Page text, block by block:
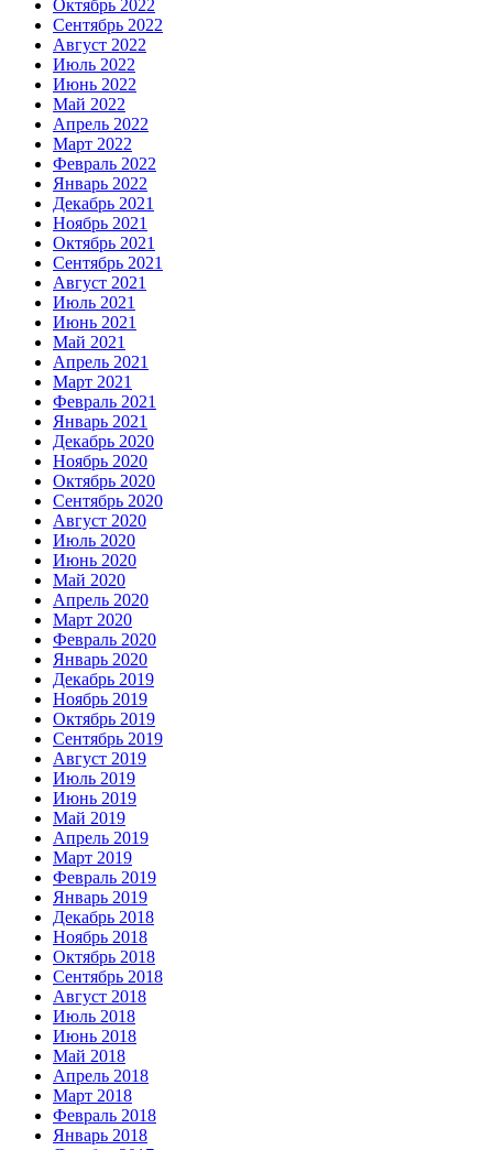
Октябрь 2022
Сентябрь 2022
Август 2022
Июль 2022
Июнь 2022
Май 2022
Апрель 2022
Март 2022
Февраль 2022
Январь 2022
Декабрь 2021
Ноябрь 2021
Октябрь 2021
Сентябрь 2021
Август 2021
Июль 2021
Июнь 2021
Май 2021
Апрель 2021
Март 2021
Февраль 2021
Январь 2021
Декабрь 2020
Ноябрь 2020
Октябрь 2020
Сентябрь 2020
Август 2020
Июль 2020
Июнь 2020
Май 2020
Апрель 2020
Март 2020
Февраль 2020
Январь 2020
Декабрь 2019
Ноябрь 2019
Октябрь 2019
Сентябрь 2019
Август 2019
Июль 2019
Июнь 2019
Май 2019
Апрель 2019
Март 2019
Февраль 2019
Январь 2019
Декабрь 2018
Ноябрь 2018
Октябрь 2018
Сентябрь 2018
Август 2018
Июль 2018
Июнь 2018
Май 2018
Апрель 2018
Март 2018
Февраль 2018
Январь 2018